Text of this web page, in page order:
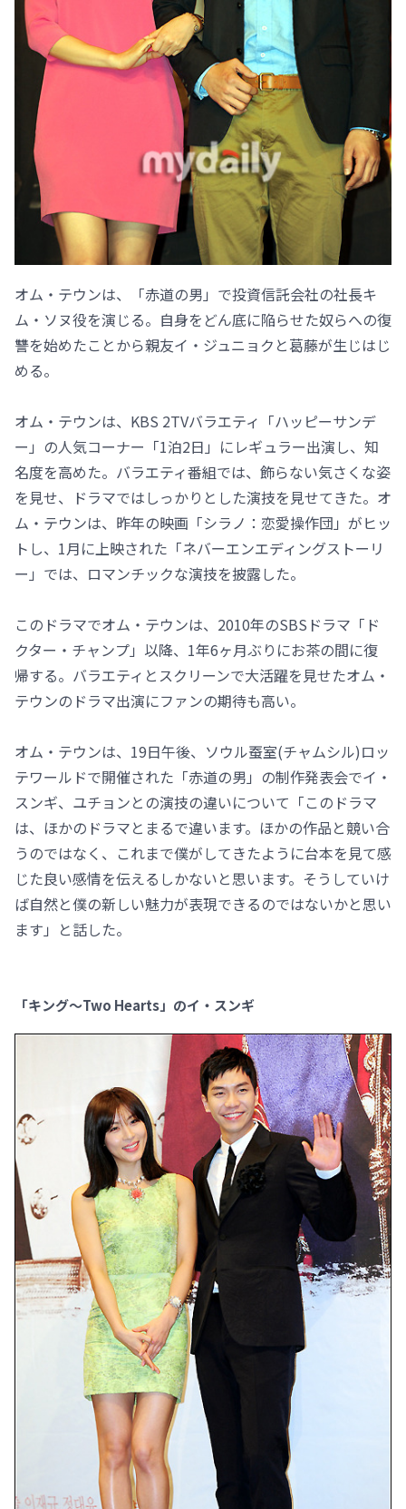
オム・テウンは、「赤道の男」で投資信託会社の社長キ
ム・ソヌ役を演じる。自身をどん底に陥らせた奴らへの復
讐を始めたことから親友イ・ジュニョクと葛藤が生じはじ
める。
オム・テウンは、KBS 2TVバラエティ「ハッピーサンデ
ー」の人気コーナー「1泊2日」にレギュラー出演し、知
名度を高めた。バラエティ番組では、飾らない気さくな姿
を見せ、ドラマではしっかりとした演技を見せてきた。オ
ム・テウンは、昨年の映画「シラノ：恋愛操作団」がヒッ
トし、1月に上映された「ネバーエンエディングストーリ
ー」では、ロマンチックな演技を披露した。
このドラマでオム・テウンは、2010年のSBSドラマ「ド
クター・チャンプ」以降、1年6ヶ月ぶりにお茶の間に復
帰する。バラエティとスクリーンで大活躍を見せたオム・
テウンのドラマ出演にファンの期待も高い。
オム・テウンは、19日午後、ソウル蚕室(チャムシル)ロッ
テワールドで開催された「赤道の男」の制作発表会でイ・
スンギ、ユチョンとの演技の違いについて「このドラマ
は、ほかのドラマとまるで違います。ほかの作品と競い合
うのではなく、これまで僕がしてきたように台本を見て感
じた良い感情を伝えるしかないと思います。そうしていけ
ば自然と僕の新しい魅力が表現できるのではないかと思い
ます」と話した。
「キング～Two Hearts」のイ・スンギ